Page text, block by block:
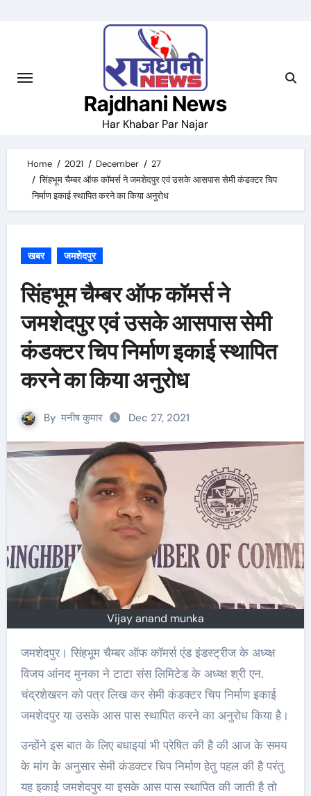
Rajdhani News
Har Khabar Par Najar
Home 2021 December
27
सिंहभूम चैम्बर ऑफ कॉमर्स ने जमशेदपुर एवं उसके आसपास सेमी कंडक्टर चिप
निर्माण इकाई स्थापित करने का किया अनुरोध
खबर जमशेदपुर
सिंहभूम चैम्बर ऑफ कॉमर्स ने
जमशेदपुर एवं उसके आसपास सेमी
कंडक्टर चिप निर्माण इकाई स्थापित
करने का किया अनुरोध
By मनीष कुमार Dec 27, 2021
Vijay anand munka
जमशेदपुर। सिंहभूम चैम्बर ऑफ कॉमर्स एंड इंडस्ट्रीज के अध्य्क्ष
विजय आंनद मुनका ने टाटा संस लिमिटेड के अध्य्क्ष श्री एन.
चंद्रशेखरन को पत्र लिख कर सेमी कंडक्टर चिप निर्माण इकाई
जमशेदपुर या उसके आस पास स्थापित करने का अनुरोध किया है।
उन्होंने इस बात के लिए बधाइयां भी प्रेषित की है की आज के समय
के मांग के अनुसार सेमी कंडक्टर चिप निर्माण हेतु पहल की है परंतु
यह इकाई जमशेदपुर या इसके आस पास स्थापित की जाती है तो